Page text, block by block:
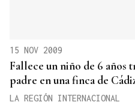
15 NOV 2009
Fallece un niño de 6 años
padre en una finca de
LA REGIÓN INTERNACIONAL